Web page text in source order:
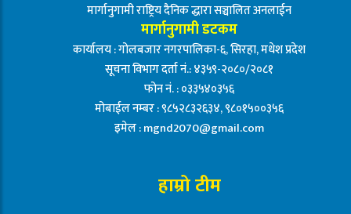
मार्गानुगामी राष्ट्रिय दैनिक द्धारा सञ्चालित अनलाईन
मार्गानुगामी डटकम
कार्यालय : गोलबजार नगरपालिका-६, सिरहा, मधेश प्रदेश
सूचना विभाग दर्ता नं.: ४३५९-२०८०/२०८१
फोन नं. : ०३३५४०३५६
मोबाईल नम्बर : ९८५२८३२६३४, ९८०१५००३५६
इमेल :mgnd2070@gmail.com
हाम्रो टीम